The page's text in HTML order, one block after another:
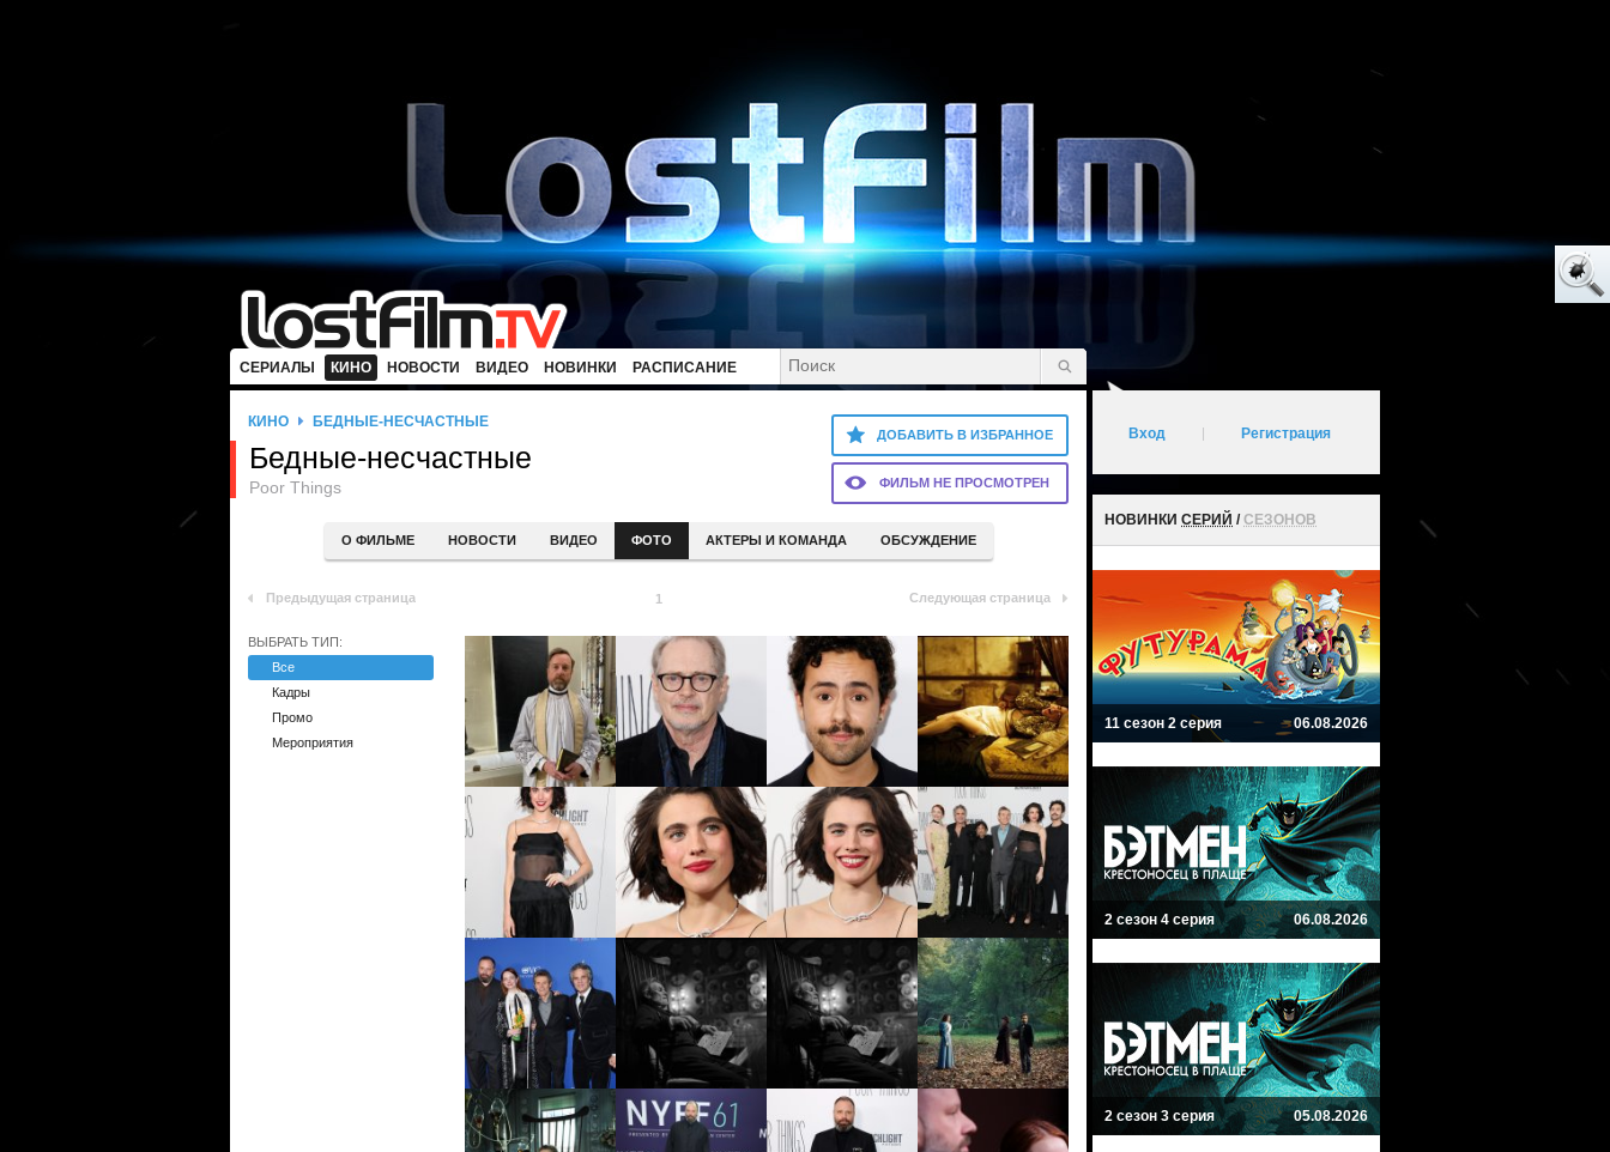
СЕРИАЛЫ КИНО НОВОСТИ ВИДЕО НОВИНКИ РАСПИСАНИЕ
ДОБАВИТЬ В ИЗБРАННОЕ
ФИЛЬМ НЕ ПРОСМОТРЕН
КИНО БЕДНЫЕ-НЕСЧАСТНЫЕ
Бедные-несчастные
Poor Things
О ФИЛЬМЕ НОВОСТИ ВИДЕО ФОТО АКТЕРЫ И КОМАНДА ОБСУЖДЕНИЕ
Предыдущая страница 1 Следующая страница
ВЫБРАТЬ ТИП:
Все
Кадры
Промо
Мероприятия
Вход Регистрация
НОВИНКИ СЕРИЙ /СЕЗОНОВ
11 сезон 2 серия 06.08.2026
2 сезон 4 серия 06.08.2026
2 сезон 3 серия 05.08.2026